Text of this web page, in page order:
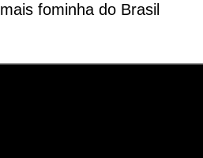
mais fominha do Brasil